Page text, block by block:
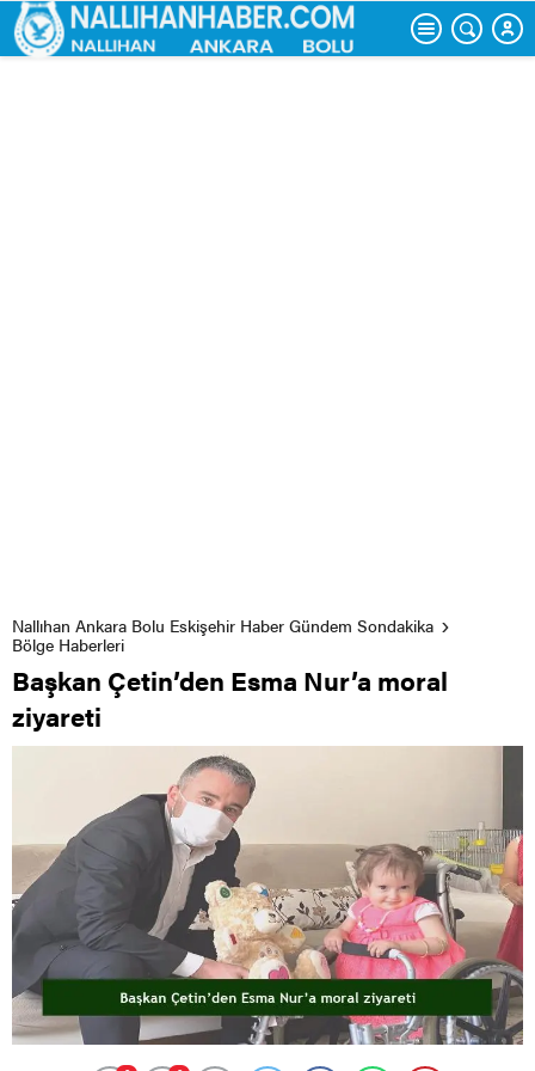
Nallıhan Ankara Bolu Eskişehir Haber Gündem Sondakika
Bölge Haberleri
Başkan Çetin’den Esma Nur’a moral
ziyareti